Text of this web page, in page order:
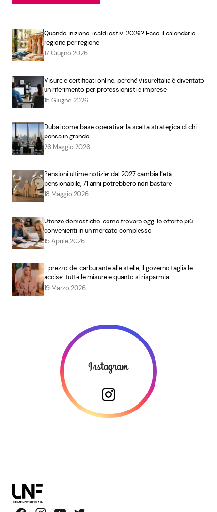
Quando iniziano i saldi estivi 2026? Ecco il calendario
regione per regione
17 Giugno 2026
Visure e certificati online: perché VisureItalia è diventato
un riferimento per professionisti e imprese
15 Giugno 2026
Dubai come base operativa: la scelta strategica di chi
pensa in grande
26 Maggio 2026
Pensioni ultime notizie: dal 2027 cambia l’età
pensionabile, 71 anni potrebbero non bastare
18 Maggio 2026
Utenze domestiche: come trovare oggi le offerte più
convenienti in un mercato complesso
15 Aprile 2026
Il prezzo del carburante alle stelle, il governo taglia le
accise: tutte le misure e quanto si risparmia
19 Marzo 2026